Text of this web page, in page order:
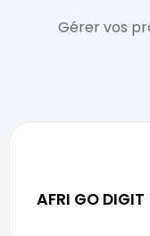
Gérer vos
AFRI GO DIGIT